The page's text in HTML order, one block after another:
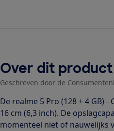
Over dit product
Geschreven door de
De realme 5 Pro (128 + 4 GB)
16 cm (6,3 inch). De
momenteel niet of nauwelijks